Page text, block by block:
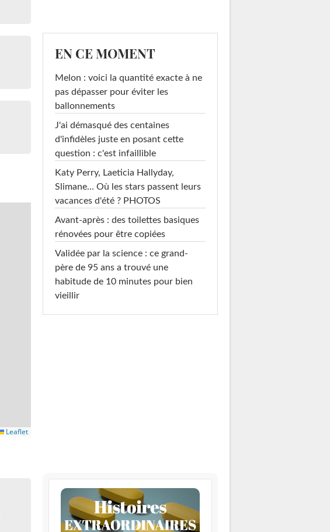
Leaflet
EN CE MOMENT
Melon : voici la quantité exacte à ne
pas dépasser pour éviter les
ballonnements
J'ai démasqué des centaines
d'infidèles juste en posant cette
question : c'est infaillible
Katy Perry, Laeticia Hallyday,
Slimane... Où les stars passent leurs
vacances d'été ? PHOTOS
Avant-après : des toilettes basiques
rénovées pour être copiées
Validée par la science : ce grand-
père de 95 ans a trouvé une
habitude de 10 minutes pour bien
vieillir